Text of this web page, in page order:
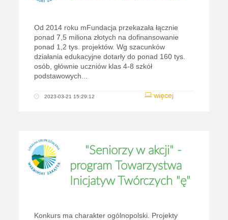
Od 2014 roku mFundacja przekazała łącznie
ponad 7,5 miliona złotych na dofinansowanie
ponad 1,2 tys. projektów. Wg szacunków
działania edukacyjne dotarły do ponad 160 tys.
osób, głównie uczniów klas 4-8 szkół
podstawowych...
więcej
2023-03-21 15:29:12
"Seniorzy w akcji" -
program Towarzystwa
Inicjatyw Twórczych "ę"
Konkurs ma charakter ogólnopolski. Projekty